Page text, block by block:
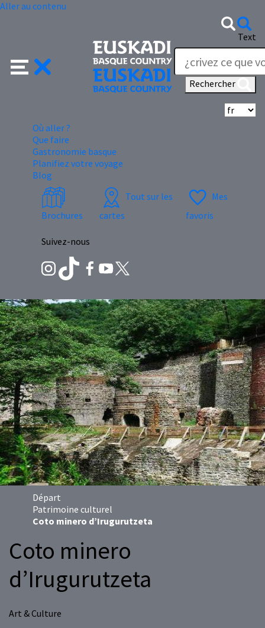
Aller au contenu
Text
Rechercher
Où aller ?
Que faire
Gastronomie basque
Planifiez votre voyage
Blog
Brochures
Tout sur les
cartes
Mes
favoris
Suivez-nous
Départ
Patrimoine culturel
Coto minero d’Irugurutzeta
Coto minero
d’Irugurutzeta
Art & Culture